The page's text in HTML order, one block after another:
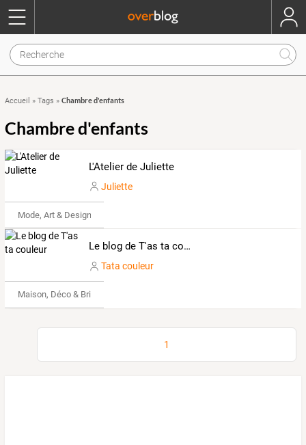
Accueil » Tags » Chambre d'enfants
Chambre d'enfants
L'Atelier de Juliette
Juliette
Mode, Art & Design
Le blog de T'as ta couleur
Tata couleur
Maison, Déco & Bricolage
1